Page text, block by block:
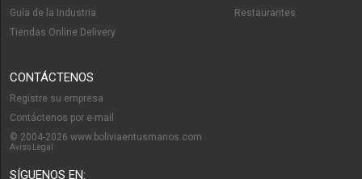
Guía de la Industria
Tiendas Online Delivery
Restaurantes
CONTÁCTENOS
Registre su empresa
Contáctenos por e-mail
© 2004-2026 www.boliviaentusmanos.com
Aviso Legal
SÍGUENOS EN: